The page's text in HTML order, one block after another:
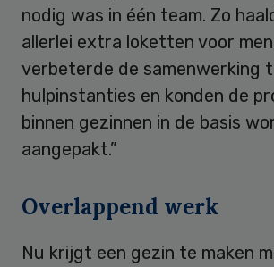
nodig was in één team. Zo
allerlei extra loketten voor
verbeterde de samenwerking
hulpinstanties en konden de
binnen gezinnen in de basis
aangepakt.”
Overlappend werk
Nu krijgt een gezin te maken